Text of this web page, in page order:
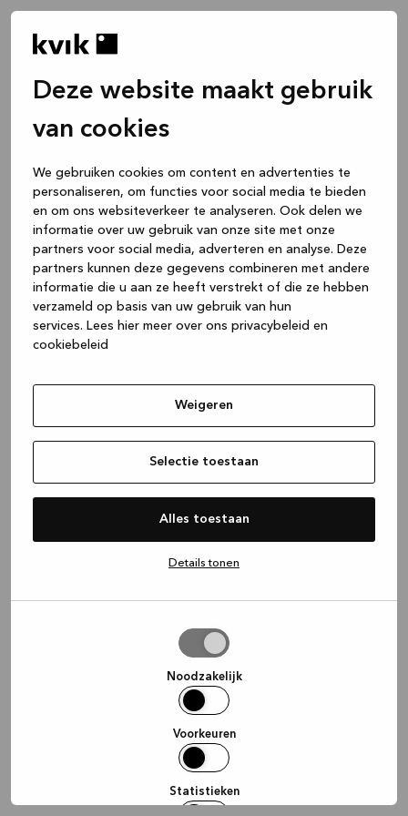
Deze website maakt gebruik
van cookies
We gebruiken cookies om content en advertenties te
personaliseren, om functies voor social media te bieden
en om ons websiteverkeer te analyseren. Ook delen we
informatie over uw gebruik van onze site met onze
partners voor social media, adverteren en analyse. Deze
partners kunnen deze gegevens combineren met andere
informatie die u aan ze heeft verstrekt of die ze hebben
verzameld op basis van uw gebruik van hun
services. Lees hier meer over ons privacybeleid en
cookiebeleid
Weigeren
Selectie toestaan
Alles toestaan
Details tonen
Noodzakelijk
Voorkeuren
Statistieken
(see the browser console for more
information).